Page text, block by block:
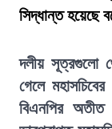
সিদ্ধান্ত হয়েছে
দলীয় সূত্রগুলো
গেলে
বিএনপির অতীত